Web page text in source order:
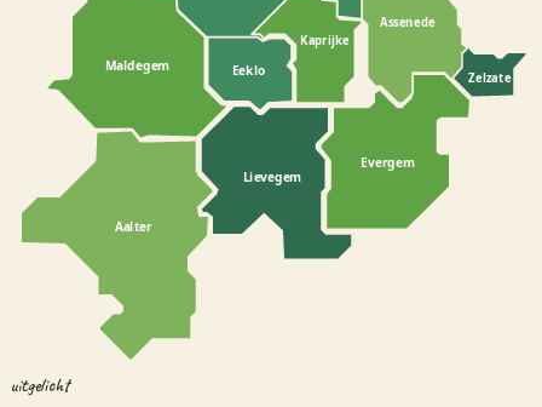
Assenede
Maldegem Eeklo
Kaprijke
Zelzate
Evergem
Lievegem
Aalter
uitgelicht